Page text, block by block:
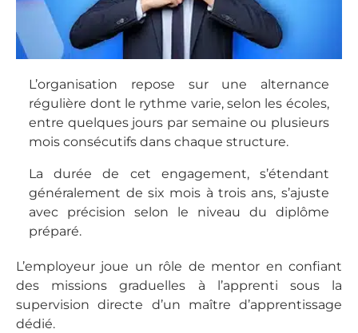
L’organisation repose sur une alternance
régulière dont le rythme varie, selon les écoles,
entre quelques jours par semaine ou plusieurs
mois consécutifs dans chaque structure.
La durée de cet engagement, s’étendant
généralement de six mois à trois ans, s’ajuste
avec précision selon le niveau du diplôme
préparé.
L’employeur joue un rôle de mentor en confiant
des missions graduelles à l’apprenti sous la
supervision directe d’un maître d’apprentissage
dédié.